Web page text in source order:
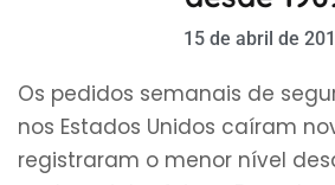
15 de abril de
Os pedidos semanais de
nos Estados Unidos caíram
registraram o menor nível